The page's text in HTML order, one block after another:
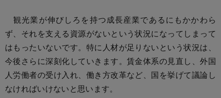
観光業が伸びしろを持つ成長産業であるにもかかわら
ず、それを支える資源がないという状況になってしまって
はもったいないです。特に人材が足りないという状況は、
今後さらに深刻化していきます。賃金体系の見直し、外国
人労働者の受け入れ、働き方改革など、国を挙げて議論し
なければいけないと思います。